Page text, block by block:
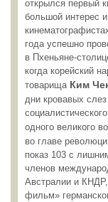
открылся первый
большой интерес
года успешно
в Пхеньяне-
когда корейский
товарища Ким
дни кровавых
одного великого
во главе
показ 103 с
членов
Австралии и
фильм»